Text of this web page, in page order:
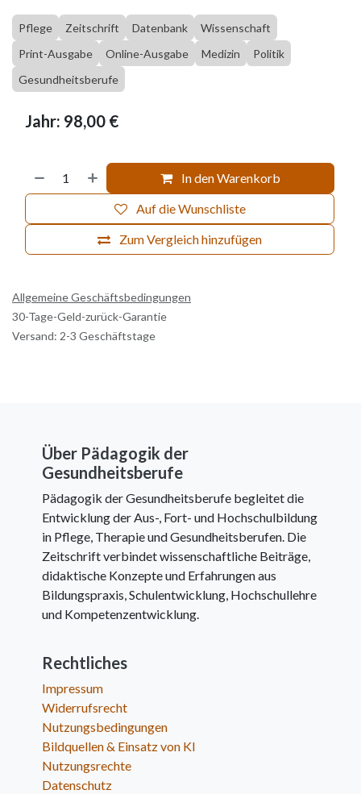
Pflege Zeitschrift Datenbank
Wissenschaft
Print-Ausgabe
Online-Ausgabe Medizin
Politik
Gesundheitsberufe
In den Warenkorb
Zum Vergleich hinzufügen
Auf die Wunschliste
Jahr: 98,00 €
Allgemeine Geschäftsbedingungen
30-Tage-Geld-zurück-Garantie
Versand: 2-3 Geschäftstage
Über Pädagogik der
Gesundheitsberufe
Pädagogik der Gesundheitsberufe begleitet die
Entwicklung der Aus-, Fort- und Hochschulbildung
in Pflege, Therapie und Gesundheitsberufen. Die
Zeitschrift verbindet wissenschaftliche Beiträge,
didaktische Konzepte und Erfahrungen aus
Bildungspraxis, Schulentwicklung, Hochschullehre
und Kompetenzentwicklung.
Rechtliches
Impressum
Widerrufsrecht
Nutzungsbedingungen
Bildquellen & Einsatz von KI
Nutzungsrechte
Datenschutz